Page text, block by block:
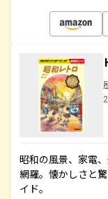
昭和の風景、家電
網羅。懐かしさと
イド。